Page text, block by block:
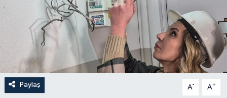
Paylaş A- A+